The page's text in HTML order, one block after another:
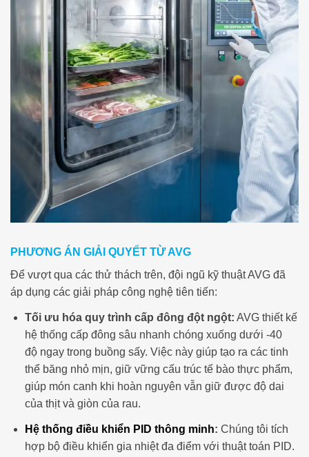
PHƯƠNG ÁN GIẢI QUYẾT TỪ AVG
Để vượt qua các thử thách trên, đội ngũ kỹ thuật AVG đã
áp dụng các giải pháp công nghệ tiên tiến:
Tối ưu hóa quy trình cấp đông đột ngột: AVG thiết kế
hệ thống cấp đông sâu nhanh chóng xuống dưới -40
độ ngay trong buồng sấy. Việc này giúp tạo ra các tinh
thể băng nhỏ mịn, giữ vững cấu trúc tế bào thực phẩm,
giúp món canh khi hoàn nguyên vẫn giữ được độ dai
của thịt và giòn của rau.
Hệ thống điều khiển PID thông minh: Chúng tôi tích
hợp bộ điều khiển gia nhiệt đa điểm với thuật toán PID.